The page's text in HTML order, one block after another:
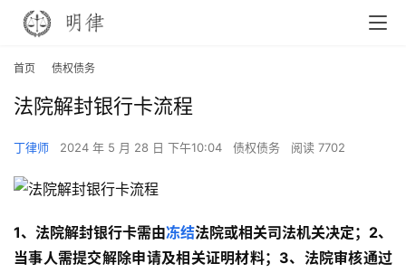
首页 债权债务
法院解封银行卡流程
丁律师 2024 年 5 月 28 日 下午10:04 债权债务 阅读 7702
1、法院解封银行卡需由冻结法院或相关司法机关决定；2、
当事人需提交解除申请及相关证明材料；3、法院审核通过